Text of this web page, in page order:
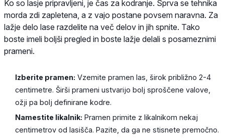
Ko so lasje pripravljeni, je čas za kodranje. Sprva se tehnika
morda zdi zapletena, a z vajo postane povsem naravna. Za
lažje delo lase razdelite na več delov in jih spnite. Tako
boste imeli boljši pregled in boste lažje delali s posameznimi
prameni.
Izberite pramen: Vzemite pramen las, širok približno 2-4
centimetre. Širši prameni ustvarijo bolj sproščene valove,
ožji pa bolj definirane kodre.
Namestite likalnik: Pramen primite z likalnikom nekaj
centimetrov od lasišča. Pazite, da ga ne stisnete premočno.